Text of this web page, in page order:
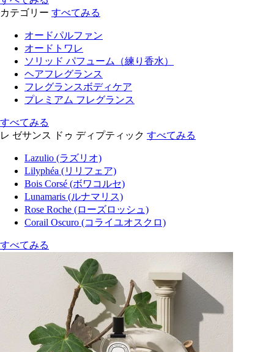
カテゴリー すべてみる
オードパルファン
オードトワレ
ソリッド パフューム（練り香水）
ヘアフレグランス
フレグランスボディケア
プレミアム フレグランス
すべてみる
レ ゼサンス ドゥ ディプティック すべてみる
Lazulio (ラズリオ)
Lilyphéa (リリフェア)
Bois Corsé (ボワコルセ)
Lunamaris (ルナマリス)
Rose Roche (ローズロッシュ)
Corail Oscuro (コライユオスクロ)
すべてみる